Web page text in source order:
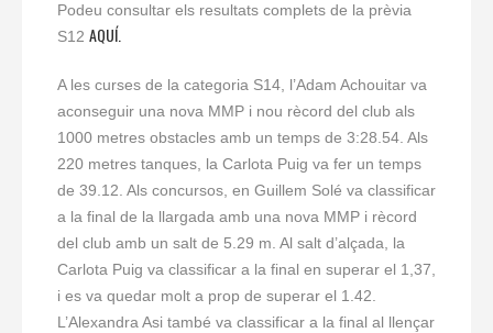
Podeu consultar els resultats complets de la prèvia
S12 AQUÍ.
A les curses de la categoria S14, l’Adam Achouitar va
aconseguir una nova MMP i nou rècord del club als
1000 metres obstacles amb un temps de 3:28.54. Als
220 metres tanques, la Carlota Puig va fer un temps
de 39.12. Als concursos, en Guillem Solé va classificar
a la final de la llargada amb una nova MMP i rècord
del club amb un salt de 5.29 m. Al salt d’alçada, la
Carlota Puig va classificar a la final en superar el 1,37,
i es va quedar molt a prop de superar el 1.42.
L’Alexandra Asi també va classificar a la final al llençar